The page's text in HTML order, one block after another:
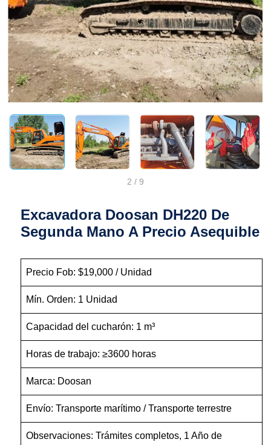
2 / 9
Excavadora Doosan DH220 De
Segunda Mano A Precio Asequible
Precio Fob: $19,000 / Unidad
Mín. Orden: 1 Unidad
Capacidad del cucharón: 1 m³
Horas de trabajo: ≥3600 horas
Marca: Doosan
Envío: Transporte marítimo / Transporte terrestre
Observaciones: Trámites completos, 1 Año de